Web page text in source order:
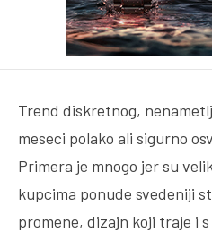
Trend diskretnog,
meseci polako ali sigurno
Primera je mnogo jer su
kupcima ponude svedeniji
promene, dizajn koji traje i